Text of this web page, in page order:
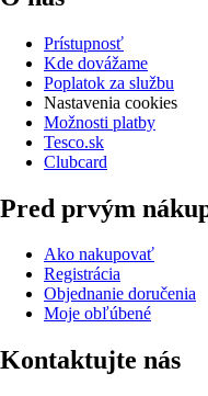
Prístupnosť
Kde dovážame
Poplatok za službu
Nastavenia cookies
Možnosti platby
Tesco.sk
Clubcard
Pred prvým
Ako nakupovať
Registrácia
Objednanie doručenia
Moje obľúbené
Kontaktujte nás